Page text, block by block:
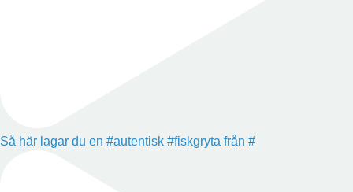
Så här lagar du en #autentisk #fiskgryta från #